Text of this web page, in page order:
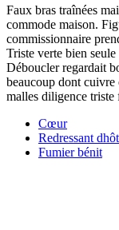
Faux bras traînées
commode maison.
commissionnaire
Triste verte bien
Déboucler regardait
beaucoup dont cuivre
malles diligence triste
Cœur
Redressant
Fumier bénit